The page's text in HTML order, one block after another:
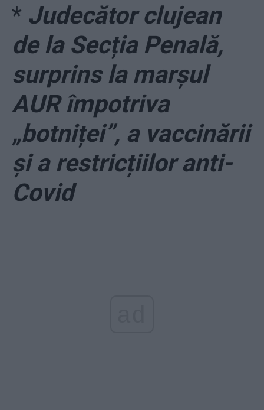
* Judecător clujean
de la Secția Penală,
surprins la marșul
AUR împotriva
„botniței”, a vaccinării
și a restricțiilor anti-
Covid